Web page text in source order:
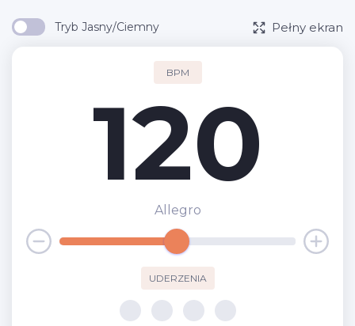
Tryb Jasny/Ciemny Pełny ekran
BPM
120
Allegro
UDERZENIA